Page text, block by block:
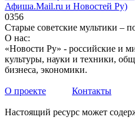
Афиша.Mail.ru и Новостей Ру)
0356
Старые советские мультики –
О нас:
«Новости Ру» - российские и
культуры, науки и техники,
бизнеса, экономики.
О проекте Контакты
Настоящий ресурс может